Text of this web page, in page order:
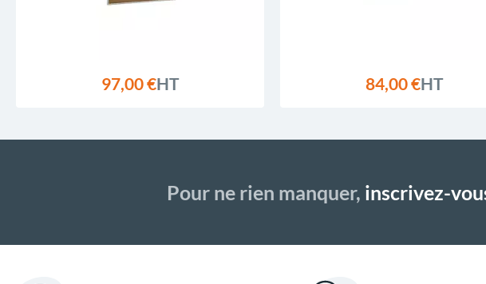
97,00 €HT 84,00 €HT
Pour ne rien manquer, inscrivez-